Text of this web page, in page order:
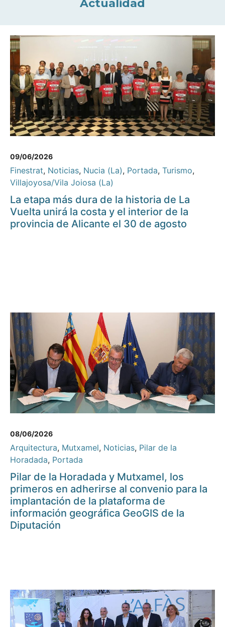
Actualidad
09/06/2026
Finestrat, Noticias, Nucia (La), Portada, Turismo,
Villajoyosa/Vila Joiosa (La)
La etapa más dura de la historia de La
Vuelta unirá la costa y el interior de la
provincia de Alicante el 30 de agosto
08/06/2026
Arquitectura, Mutxamel, Noticias, Pilar de la
Horadada, Portada
Pilar de la Horadada y Mutxamel, los
primeros en adherirse al convenio para la
implantación de la plataforma de
información geográfica GeoGIS de la
Diputación